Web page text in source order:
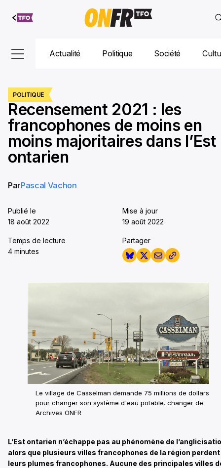
Aller au
contenu
Actualité Politique Société
POLITIQUE
Recensement 2021 : les
francophones de moins en
moins majoritaires dans l’Est
ontarien
ParPascal Vachon
Publié le
18 août 2022
Mise à jour
19 août 2022
Temps de lecture
4 minutes
Partager
Le village de Casselman demande 75 millions de dollars
pour changer son système d'eau potable. changer de
Archives ONFR
L’Est ontarien n’échappe pas au phénomène de
alors que plusieurs villes francophones de la région perdent
leurs plumes francophones. Aucune des principales villes